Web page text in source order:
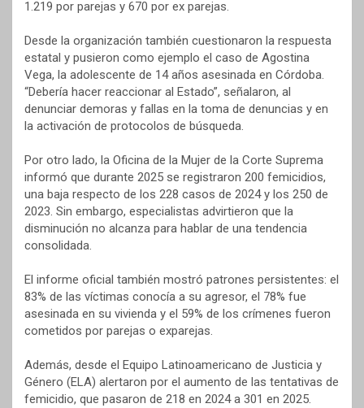
1.219 por parejas y 670 por ex parejas.
Desde la organización también cuestionaron la respuesta
estatal y pusieron como ejemplo el caso de Agostina
Vega, la adolescente de 14 años asesinada en Córdoba.
“Debería hacer reaccionar al Estado”, señalaron, al
denunciar demoras y fallas en la toma de denuncias y en
la activación de protocolos de búsqueda.
Por otro lado, la Oficina de la Mujer de la Corte Suprema
informó que durante 2025 se registraron 200 femicidios,
una baja respecto de los 228 casos de 2024 y los 250 de
2023. Sin embargo, especialistas advirtieron que la
disminución no alcanza para hablar de una tendencia
consolidada.
El informe oficial también mostró patrones persistentes: el
83% de las víctimas conocía a su agresor, el 78% fue
asesinada en su vivienda y el 59% de los crímenes fueron
cometidos por parejas o exparejas.
Además, desde el Equipo Latinoamericano de Justicia y
Género (ELA) alertaron por el aumento de las tentativas de
femicidio, que pasaron de 218 en 2024 a 301 en 2025.